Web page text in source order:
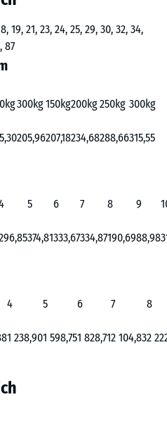
19, 21, 23, 24, 25, 29, 30, 32, 34,
87
300kg150kg200kg250kg 300kg
205,96207,18234,68288,66315,55
5 6 7 8 9
374,81333,67334,87190,6988,98
4 5 6 7
8
1 238,901 598,751 828,712 104,832